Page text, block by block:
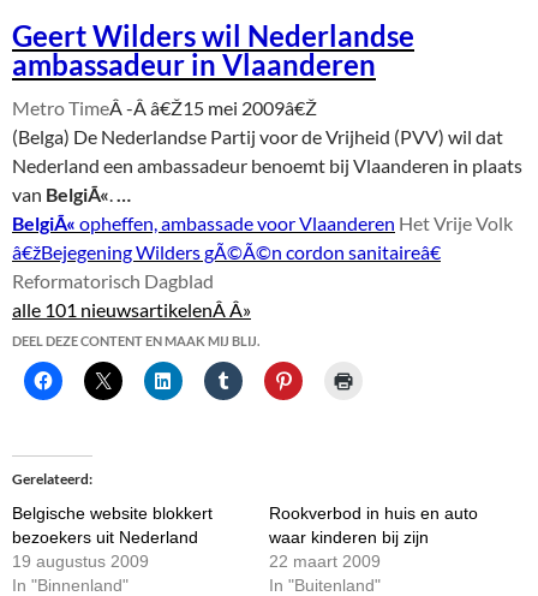
Geert Wilders wil Nederlandse
ambassadeur in Vlaanderen
Metro TimeÂ -Ââ€Ž15 mei 2009â€Ž
(Belga) De Nederlandse Partij voor de Vrijheid (PVV) wil dat
Nederland een ambassadeur benoemt bij Vlaanderen in plaats
van BelgiÃ«.…
BelgiÃ« opheffen, ambassade voor Vlaanderen Het Vrije Volk
â€žBejegening Wilders gÃ©Ã©n cordon sanitaireâ€
Reformatorisch Dagblad
alle 101 nieuwsartikelenÂ Â»
DEEL DEZE CONTENT EN MAAK MIJ BLIJ.
Gerelateerd
Belgische website blokkert
bezoekers uit Nederland
19 augustus 2009
In "Binnenland"
Rookverbod in huis en auto
waar kinderen bij zijn
22 maart 2009
In "Buitenland"